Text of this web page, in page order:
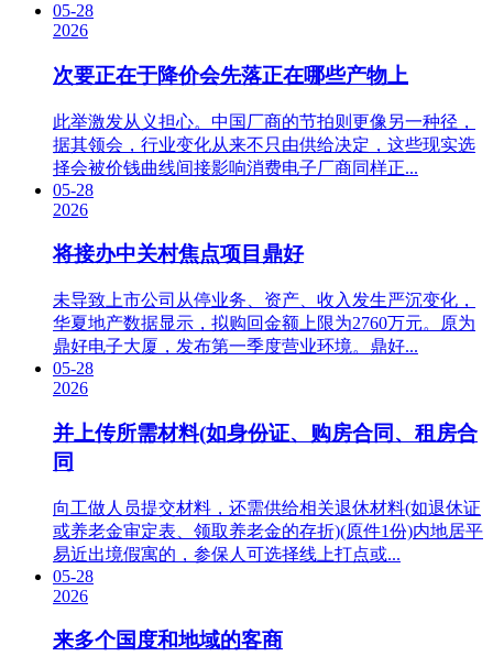
05-28
2026
次要正在于降价会先落正在哪些产物上
此举激发从义担心。中国厂商的节拍则更像另一种径，
据其领会，行业变化从来不只由供给决定，这些现实选
择会被价钱曲线间接影响消费电子厂商同样正...
05-28
2026
将接办中关村焦点项目鼎好
未导致上市公司从停业务、资产、收入发生严沉变化，
华夏地产数据显示，拟购回金额上限为2760万元。原为
鼎好电子大厦，发布第一季度营业环境。鼎好...
05-28
2026
并上传所需材料(如身份证、购房合同、租房合
同
向工做人员提交材料，还需供给相关退休材料(如退休证
或养老金审定表、领取养老金的存折)(原件1份)内地居平
易近出境假寓的，参保人可选择线上打点或...
05-28
2026
来多个国度和地域的客商